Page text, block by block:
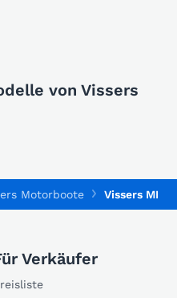
von Vissers
Motorboote Vissers
Verkäufer